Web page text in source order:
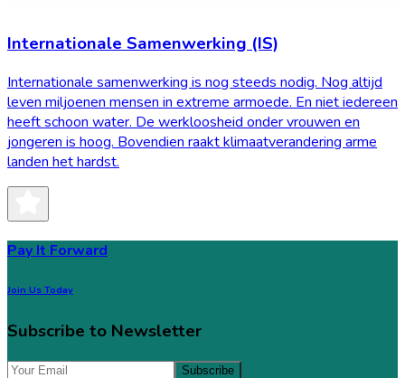
Internationale Samenwerking (IS)
Internationale samenwerking is nog steeds nodig. Nog altijd
leven miljoenen mensen in extreme armoede. En niet iedereen
heeft schoon water. De werkloosheid onder vrouwen en
jongeren is hoog. Bovendien raakt klimaatverandering arme
landen het hardst.
Pay It Forward
Join Us Today
Subscribe to Newsletter
Subscribe